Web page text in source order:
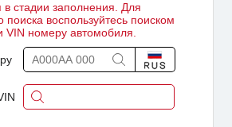
в стадии заполнения. Для
поиска воспользуйтесь поиском
VIN номеру автомобиля.